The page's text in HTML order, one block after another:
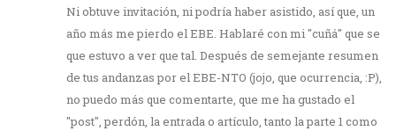
Ni obtuve invitación, ni podría haber asistido, así que, un
año más me pierdo el EBE. Hablaré con mi "cuñá" que se
que estuvo a ver que tal. Después de semejante resumen
de tus andanzas por el EBE-NTO (jojo, que ocurrencia, :P),
no puedo más que comentarte, que me ha gustado el
"post", perdón, la entrada o artículo, tanto la parte 1 como